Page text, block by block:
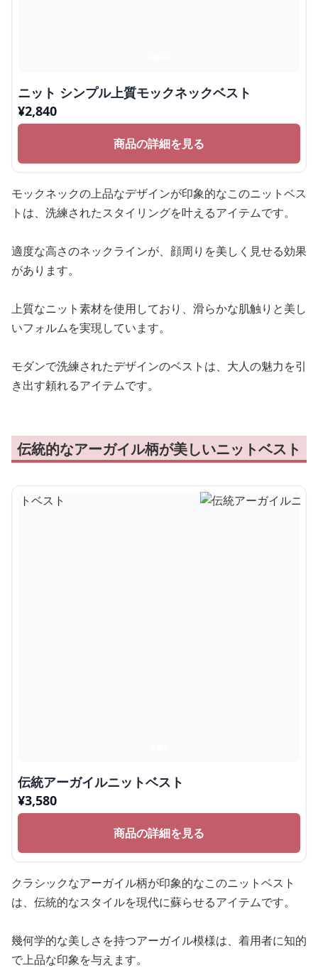
ニット シンプル上質モックネックベスト
¥2,840
商品の詳細を見る
モックネックの上品なデザインが印象的なこのニットベス
トは、洗練されたスタイリングを叶えるアイテムです。
適度な高さのネックラインが、顔周りを美しく見せる効果
があります。
上質なニット素材を使用しており、滑らかな肌触りと美し
いフォルムを実現しています。
モダンで洗練されたデザインのベストは、大人の魅力を引
き出す頼れるアイテムです。
伝統的なアーガイル柄が美しいニットベスト
伝統アーガイルニットベスト
¥3,580
商品の詳細を見る
クラシックなアーガイル柄が印象的なこのニットベスト
は、伝統的なスタイルを現代に蘇らせるアイテムです。
幾何学的な美しさを持つアーガイル模様は、着用者に知的
で上品な印象を与えます。